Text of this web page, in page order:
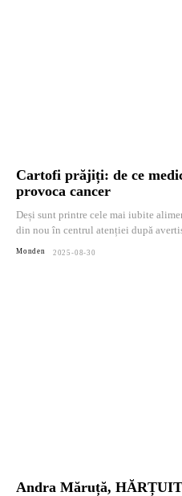
Cartofi prăjiți: de ce
provoca cancer
Deși sunt printre cele mai iubite
din nou în centrul atenției după
Monden 2025-08-30
Andra Măruță,